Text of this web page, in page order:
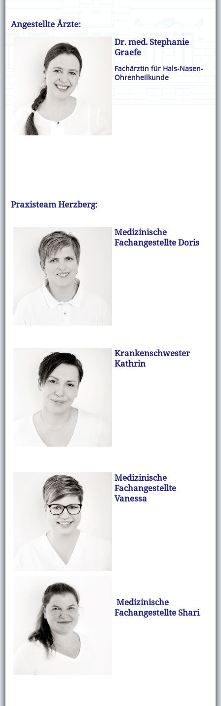
Angestellte Ärzte:
Dr. med. Stephanie
Graefe
Fachärztin für Hals-Nasen-
Ohrenheilkunde
Praxisteam Herzberg:
Medizinische
Fachangestellte Doris
Krankenschwester
Kathrin
Medizinische
Fachangestellte
Vanessa
Medizinische
Fachangestellte Shari